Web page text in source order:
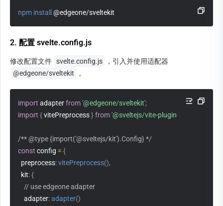
npm install @edgeone/sveltekit
2. 配置 svelte.config.js
修改配置文件 svelte.config.js
，引入并使用适配器
@edgeone/sveltekit
。
import adapter from'@edgeone/sveltekit';
import { vitePreprocess }from'@sveltejs/vite-plugin-svelte'
/** @type {import('@sveltejs/kit').Config} */
const config = {
preprocess:vitePreprocess(),
kit:{
// use edgeone adapter
adapter:adapter()